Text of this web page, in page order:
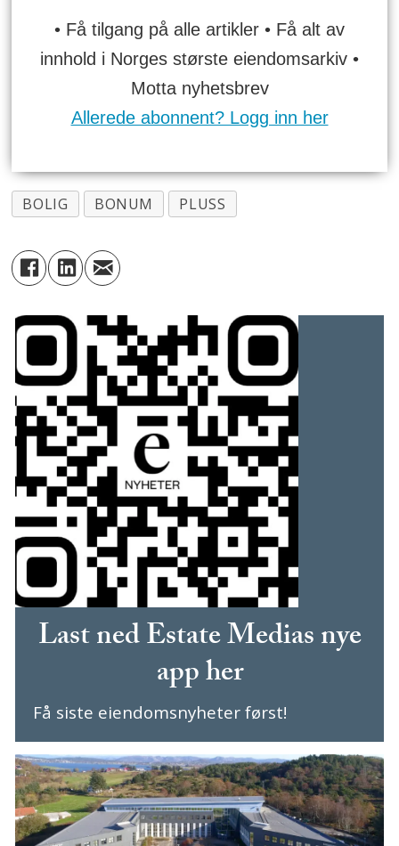
• Få tilgang på alle artikler • Få alt av
innhold i Norges største eiendomsarkiv •
Motta nyhetsbrev
Allerede abonnent? Logg inn her
BOLIG BONUM PLUSS
Last ned Estate Medias nye
app her
Få siste eiendomsnyheter først!